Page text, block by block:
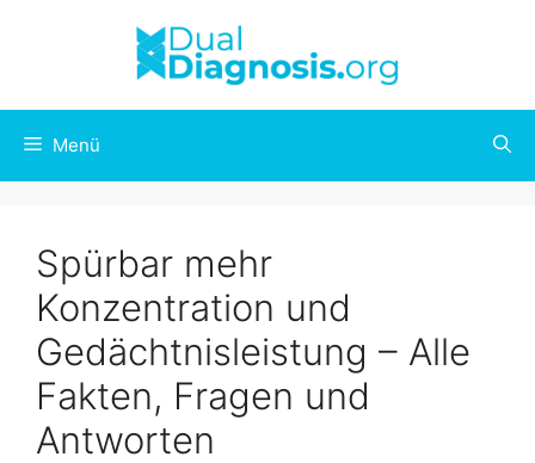
Menü
Spürbar mehr
Konzentration und
Gedächtnisleistung – Alle
Fakten, Fragen und
Antworten